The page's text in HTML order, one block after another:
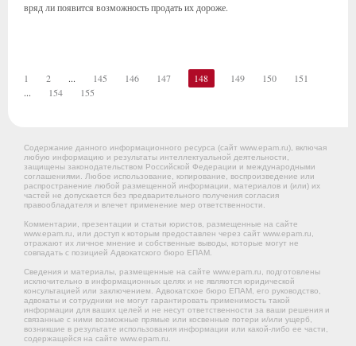
вряд ли появится возможность продать их дороже.
1 2 ... 145 146 147 148 149 150
151
...
154 155
Содержание данного информационного ресурса (сайт www.epam.ru), включая
любую информацию и результаты интеллектуальной деятельности,
защищены законодательством Российской Федерации и международными
соглашениями. Любое использование, копирование, воспроизведение или
распространение любой размещенной информации, материалов и (или) их
частей не допускается без предварительного получения согласия
правообладателя и влечет применение мер ответственности.
Комментарии, презентации и статьи юристов, размещенные на сайте
www.epam.ru, или доступ к которым предоставлен через сайт www.epam.ru,
отражают их личное мнение и собственные выводы, которые могут не
совпадать с позицией Адвокатского бюро ЕПАМ.
Сведения и материалы, размещенные на сайте www.epam.ru, подготовлены
исключительно в информационных целях и не являются юридической
консультацией или заключением. Адвокатское бюро ЕПАМ, его руководство,
адвокаты и сотрудники не могут гарантировать применимость такой
информации для ваших целей и не несут ответственности за ваши решения и
связанные с ними возможные прямые или косвенные потери и/или ущерб,
возникшие в результате использования информации или какой-либо ее части,
содержащейся на сайте www.epam.ru.